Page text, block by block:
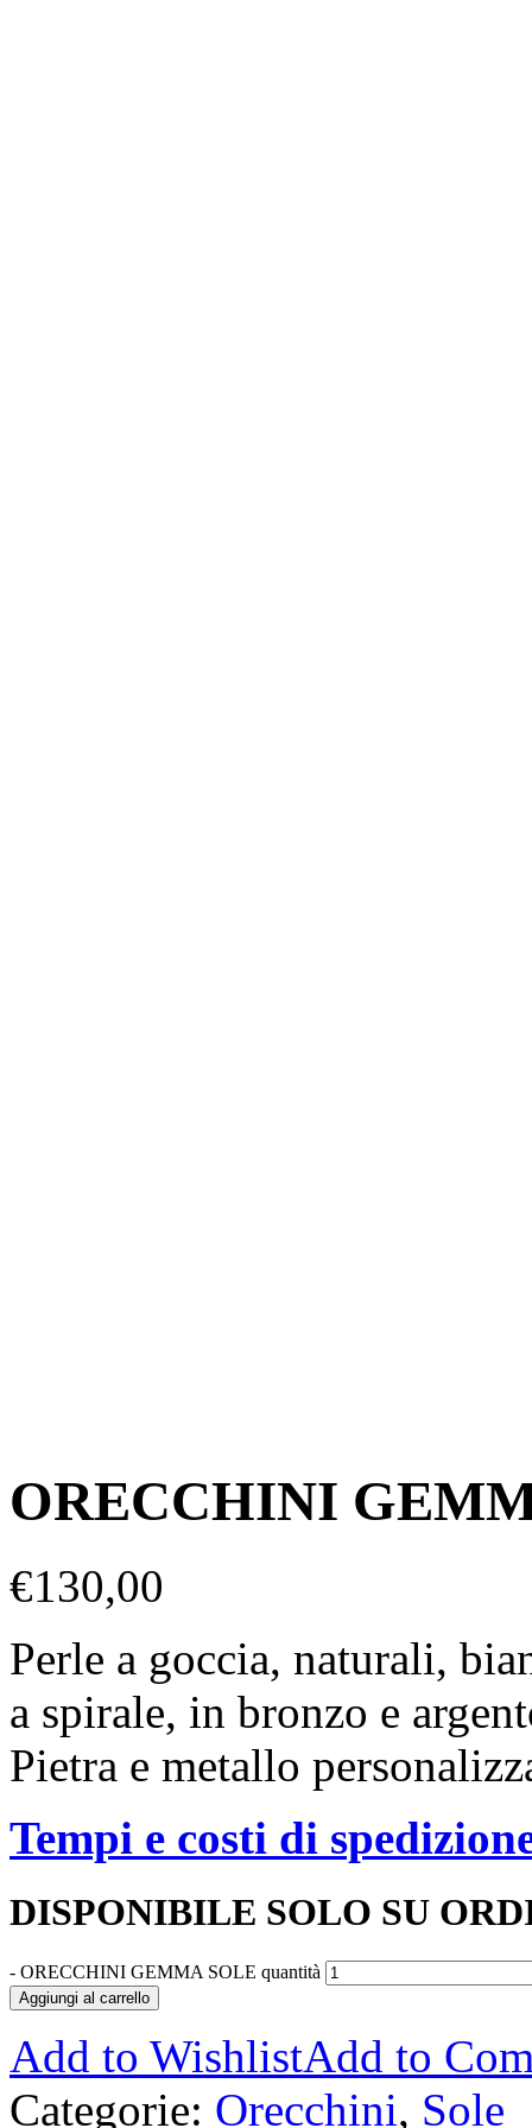
ORECCHINI
€130,00
Perle a goccia, naturali,
a spirale, in bronzo e
Pietra e metallo
Tempi e costi di
DISPONIBILE SOLO SU
- ORECCHINI GEMMA SOLE quantità
Aggiungi al carrello
Add to WishlistAdd to
Categorie: Orecchini, Sole